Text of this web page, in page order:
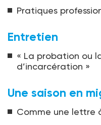
Pratiques
Entretien
« La probation ou
d’incarcération »
Une saison en
Comme une lettre